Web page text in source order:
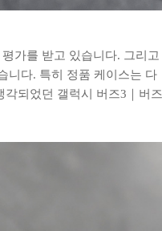
가를 받고 있습니다. 그리고
니다. 특히 정품 케이스는 다
되었던 갤럭시 버즈3｜버즈